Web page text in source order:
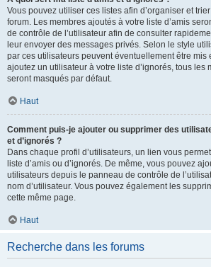
Vous pouvez utiliser ces listes afin d’organiser et
forum. Les membres ajoutés à votre liste d’amis
de contrôle de l’utilisateur afin de consulter
leur envoyer des messages privés. Selon le style
par ces utilisateurs peuvent éventuellement être mis
ajoutez un utilisateur à votre liste d’ignorés, tous les
seront masqués par défaut.
Haut
Comment puis-je ajouter ou supprimer des
et d’ignorés ?
Dans chaque profil d’utilisateurs, un lien vous
liste d’amis ou d’ignorés. De même, vous pouvez
utilisateurs depuis le panneau de contrôle de
nom d’utilisateur. Vous pouvez également les
cette même page.
Haut
Recherche dans les forums